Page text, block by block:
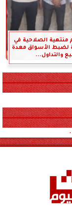
الصلاحية في
لضبط الأسواق معدة
والتداول...